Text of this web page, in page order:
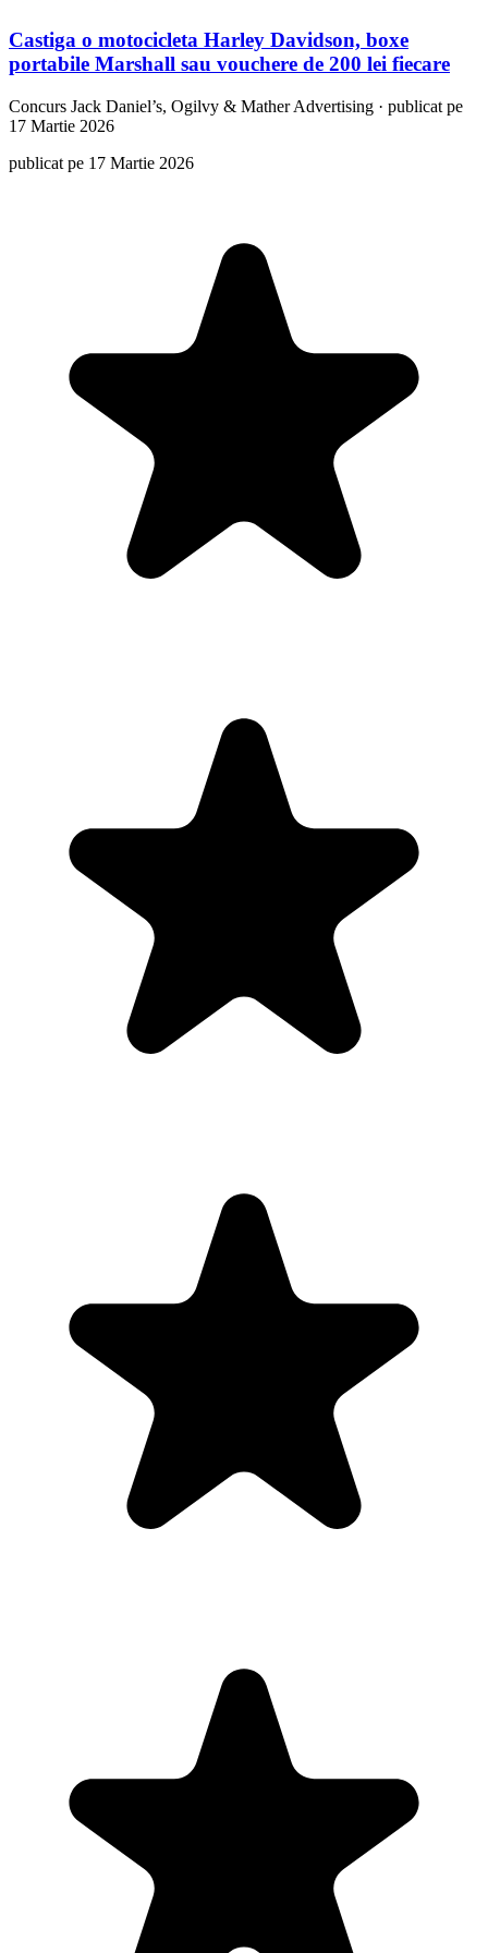
Castiga o motocicleta Harley Davidson, boxe
portabile Marshall sau vouchere de 200 lei fiecare
Concurs Jack Daniel’s, Ogilvy & Mather Advertising · publicat pe
17 Martie 2026
publicat pe 17 Martie 2026